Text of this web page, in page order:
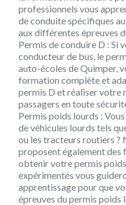
professionnels vous
de conduite spécifiques
aux différentes épreuves
Permis de conduire D : Si
conducteur de bus, le
auto-écoles de Quimper,
formation complète et
permis D et réaliser votre
passagers en toute
Permis poids lourds :
de véhicules lourds tels
ou les tracteurs routiers ?
proposent également
obtenir votre permis
expérimentés vous
apprentissage pour que
épreuves du permis poids